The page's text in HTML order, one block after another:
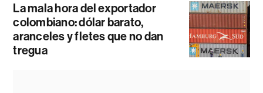
La mala hora del exportador
colombiano: dólar barato,
aranceles y fletes que no dan
tregua